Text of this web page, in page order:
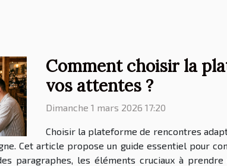
Comment choisir la
vos attentes ?
Dimanche 1 mars 2026 17:20
Choisir la plateforme de rencontres
Cet article propose un guide essentiel pour
paragraphes, les éléments cruciaux à